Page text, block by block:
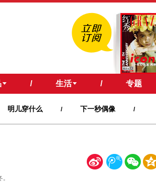
/ 生活 / 专题
明儿穿什么 / 下一秒偶像 /
新 腾 微